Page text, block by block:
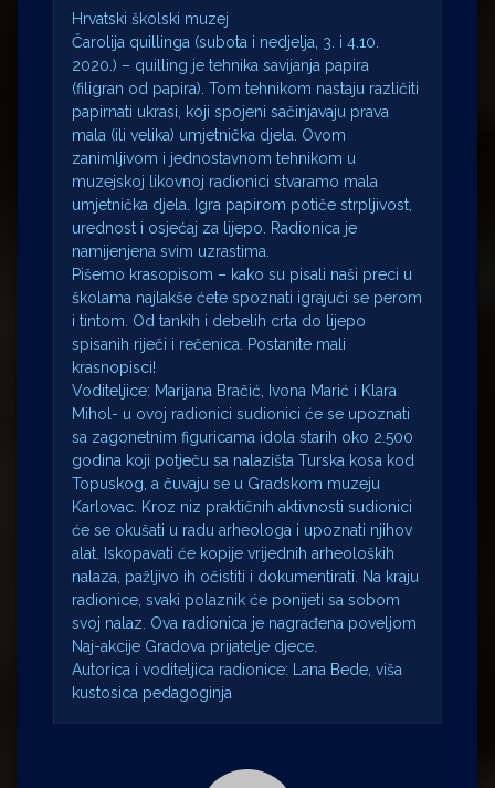
Hrvatski školski muzej
Čarolija quillinga (subota i nedjelja, 3. i 4.10.
2020.) – quilling je tehnika savijanja papira
(filigran od papira). Tom tehnikom nastaju različiti
papirnati ukrasi, koji spojeni sačinjavaju prava
mala (ili velika) umjetnička djela. Ovom
zanimljivom i jednostavnom tehnikom u
muzejskoj likovnoj radionici stvaramo mala
umjetnička djela. Igra papirom potiče strpljivost,
urednost i osjećaj za lijepo. Radionica je
namijenjena svim uzrastima.
Pišemo krasopisom – kako su pisali naši preci u
školama najlakše ćete spoznati igrajući se perom
i tintom. Od tankih i debelih crta do lijepo
spisanih riječi i rečenica. Postanite mali
krasnopisci!
Voditeljice: Marijana Bračić, Ivona Marić i Klara
Mihol- u ovoj radionici sudionici će se upoznati
sa zagonetnim figuricama idola starih oko 2.500
godina koji potječu sa nalazišta Turska kosa kod
Topuskog, a čuvaju se u Gradskom muzeju
Karlovac. Kroz niz praktičnih aktivnosti sudionici
će se okušati u radu arheologa i upoznati njihov
alat. Iskopavati će kopije vrijednih arheoloških
nalaza, pažljivo ih očistiti i dokumentirati. Na kraju
radionice, svaki polaznik će ponijeti sa sobom
svoj nalaz. Ova radionica je nagrađena poveljom
Naj-akcije Gradova prijatelje djece.
Autorica i voditeljica radionice: Lana Bede, viša
kustosica pedagoginja